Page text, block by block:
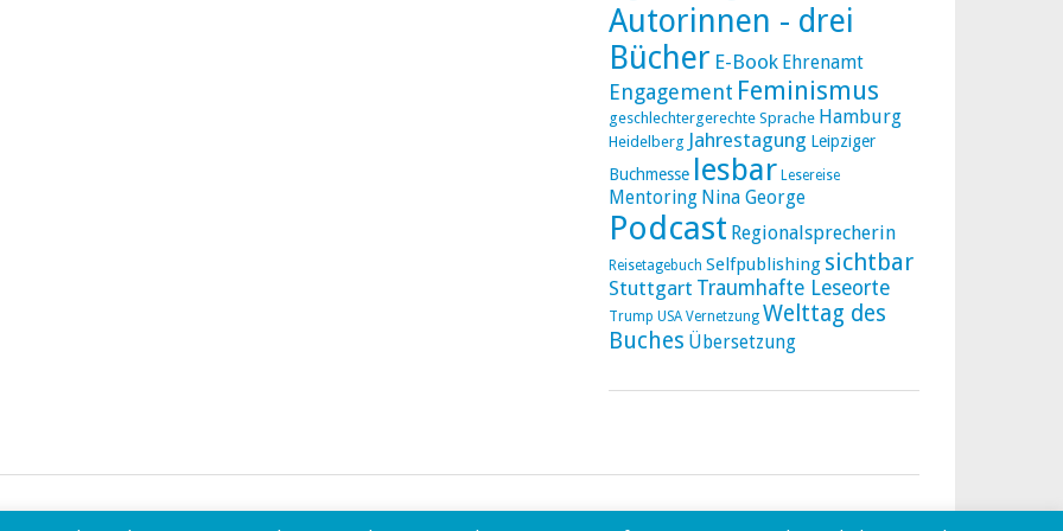
Autorinnen - drei
Bücher E-Book Ehrenamt
Engagement Feminismus
geschlechtergerechte Sprache Hamburg
Heidelberg Jahrestagung Leipziger
Buchmesse lesbar Lesereise
Mentoring Nina George
Podcast Regionalsprecherin
Reisetagebuch Selfpublishing sichtbar
Stuttgart Traumhafte Leseorte
Trump USA Vernetzung Welttag des
Buches Übersetzung